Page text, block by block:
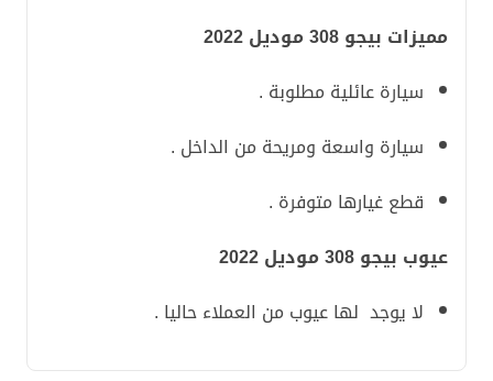
مميزات بيجو 308 موديل 2022
سيارة عائلية مطلوبة .
سيارة واسعة ومريحة من الداخل .
قطع غيارها متوفرة .
عيوب بيجو 308 موديل 2022
لا يوجد لها عيوب من العملاء حاليا .